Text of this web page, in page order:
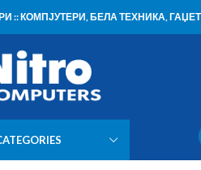
:: КОМПЈУТЕРИ, БЕЛА ТЕХНИКА,